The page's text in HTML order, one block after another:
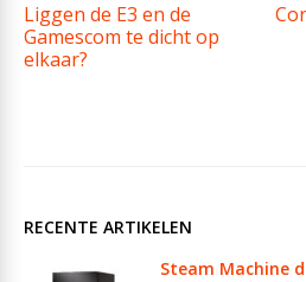
Liggen de E3 en de
Gamescom te dicht op
elkaar?
RECENTE ARTIKELEN
Steam Machine